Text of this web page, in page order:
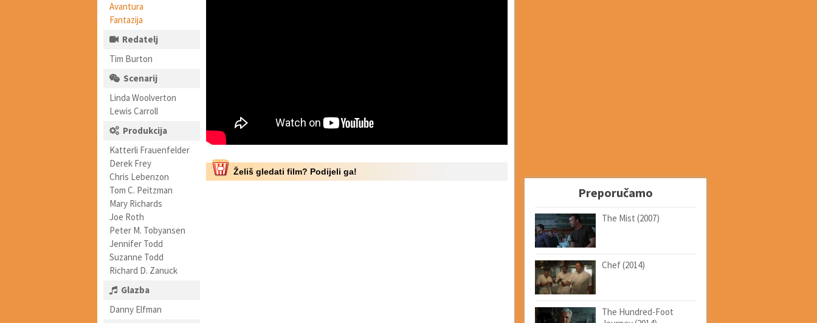
Avantura
Fantazija
Redatelj
Tim Burton
Scenarij
Linda Woolverton
Lewis Carroll
Produkcija
Katterli Frauenfelder
Derek Frey
Chris Lebenzon
Tom C. Peitzman
Mary Richards
Joe Roth
Peter M. Tobyansen
Jennifer Todd
Suzanne Todd
Richard D. Zanuck
Glazba
Danny Elfman
Želiš gledati film? Podijeli ga!
Preporučamo
The Mist (2007)
Chef (2014)
The Hundred-Foot